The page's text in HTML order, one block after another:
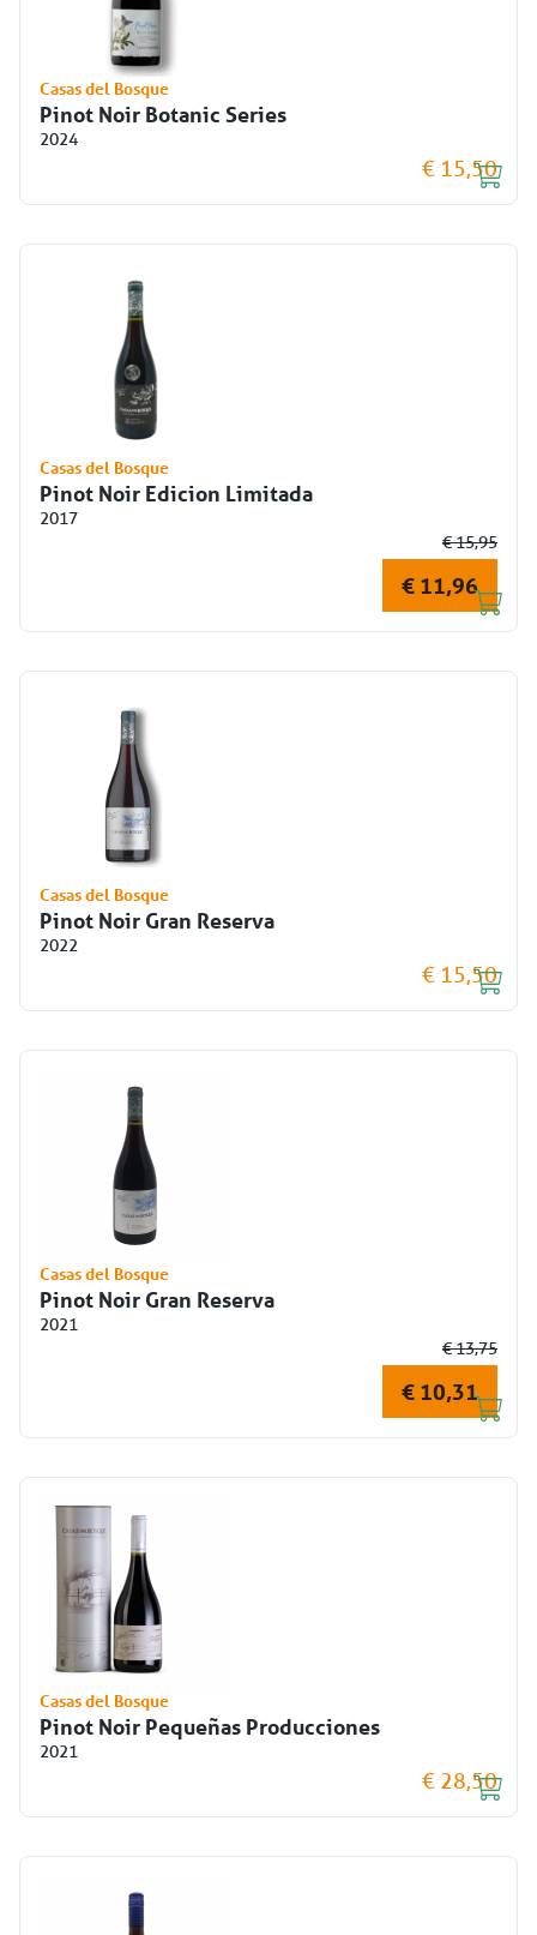
Casas del Bosque
Pinot Noir Botanic Series
2024
€ 15,50
Casas del Bosque
Pinot Noir Edicion Limitada
2017
€ 15,95
€ 11,96
Casas del Bosque
Pinot Noir Gran Reserva
2022
€ 15,50
Casas del Bosque
Pinot Noir Gran Reserva
2021
€ 13,75
€ 10,31
Casas del Bosque
Pinot Noir Pequeñas Producciones
2021
€ 28,50